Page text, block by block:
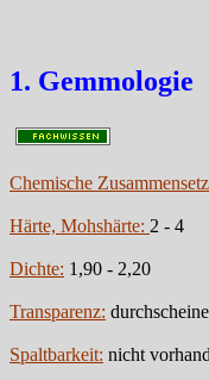
1. Gemmologie
Chemische
Härte, Mohshärte: 2 - 4
Dichte: 1,90 - 2,20
Transparenz:
Spaltbarkeit: nicht